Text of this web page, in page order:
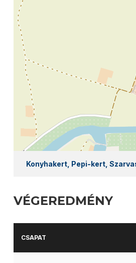
Konyhakert, Pepi-kert,
VÉGEREDMÉNY
CSAPAT